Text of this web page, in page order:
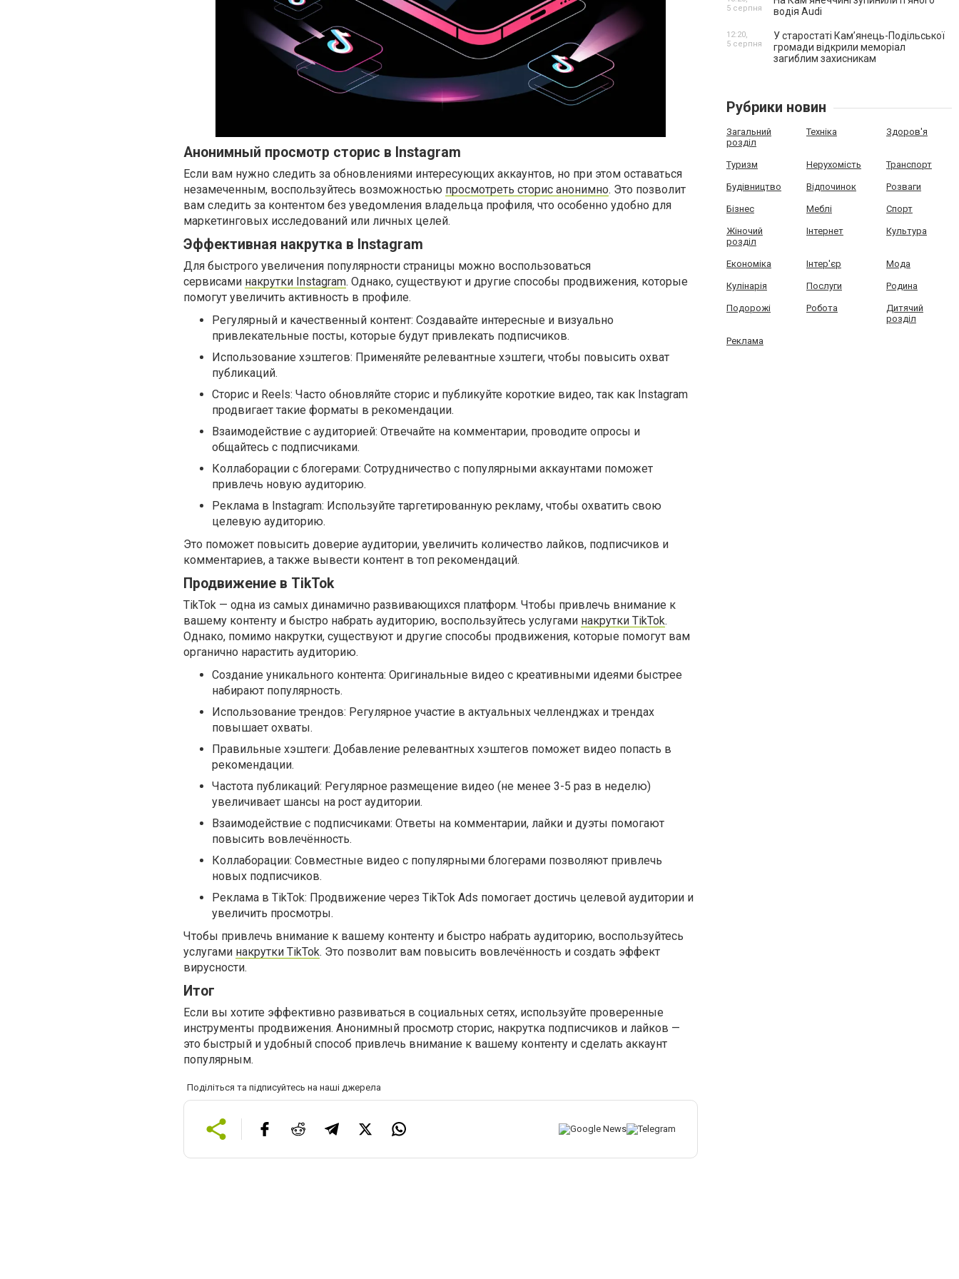
Анонимный просмотр сторис в Instagram
Если вам нужно следить за обновлениями интересующих аккаунтов, но при этом оставаться
незамеченным, воспользуйтесь возможностью просмотреть сторис анонимно. Это позволит
вам следить за контентом без уведомления владельца профиля, что особенно удобно для
маркетинговых исследований или личных целей.
Эффективная накрутка в Instagram
Для быстрого увеличения популярности страницы можно воспользоваться
сервисами накрутки Instagram. Однако, существуют и другие способы продвижения, которые
помогут увеличить активность в профиле.
Регулярный и качественный контент: Создавайте интересные и визуально
привлекательные посты, которые будут привлекать подписчиков.
Использование хэштегов: Применяйте релевантные хэштеги, чтобы повысить охват
публикаций.
Сторис и Reels: Часто обновляйте сторис и публикуйте короткие видео, так как Instagram
продвигает такие форматы в рекомендации.
Взаимодействие с аудиторией: Отвечайте на комментарии, проводите опросы и
общайтесь с подписчиками.
Коллаборации с блогерами: Сотрудничество с популярными аккаунтами поможет
привлечь новую аудиторию.
Реклама в Instagram: Используйте таргетированную рекламу, чтобы охватить свою
целевую аудиторию.
Это поможет повысить доверие аудитории, увеличить количество лайков, подписчиков и
комментариев, а также вывести контент в топ рекомендаций.
Продвижение в TikTok
TikTok — одна из самых динамично развивающихся платформ. Чтобы привлечь внимание к
вашему контенту и быстро набрать аудиторию, воспользуйтесь услугами накрутки TikTok.
Однако, помимо накрутки, существуют и другие способы продвижения, которые помогут вам
органично нарастить аудиторию.
Создание уникального контента: Оригинальные видео с креативными идеями быстрее
набирают популярность.
Использование трендов: Регулярное участие в актуальных челленджах и трендах
повышает охваты.
Правильные хэштеги: Добавление релевантных хэштегов поможет видео попасть в
рекомендации.
Частота публикаций: Регулярное размещение видео (не менее 3-5 раз в неделю)
увеличивает шансы на рост аудитории.
Взаимодействие с подписчиками: Ответы на комментарии, лайки и дуэты помогают
повысить вовлечённость.
Коллаборации: Совместные видео с популярными блогерами позволяют привлечь
новых подписчиков.
Реклама в TikTok: Продвижение через TikTok Ads помогает достичь целевой аудитории и
увеличить просмотры.
Чтобы привлечь внимание к вашему контенту и быстро набрать аудиторию, воспользуйтесь
услугами накрутки TikTok. Это позволит вам повысить вовлечённость и создать эффект
вирусности.
Итог
Если вы хотите эффективно развиваться в социальных сетях, используйте проверенные
инструменты продвижения. Анонимный просмотр сторис, накрутка подписчиков и лайков —
это быстрый и удобный способ привлечь внимание к вашему контенту и сделать аккаунт
популярным.
Поділіться та підписуйтесь на наші джерела
водія Audi
5 серпня
У старостаті Кам’янець-Подільської
громади відкрили меморіал
загиблим захисникам
12:20,
5 серпня
Рубрики новин
Загальний
розділ
Техніка Здоров'я
Туризм Нерухомість Транспорт
Будівництво Відпочинок Розваги
Бізнес Меблі Спорт
Жіночий
розділ
Інтернет Культура
Економіка Інтер'єр Мода
Кулінарія Послуги Родина
Подорожі Робота
Дитячий
розділ
Реклама